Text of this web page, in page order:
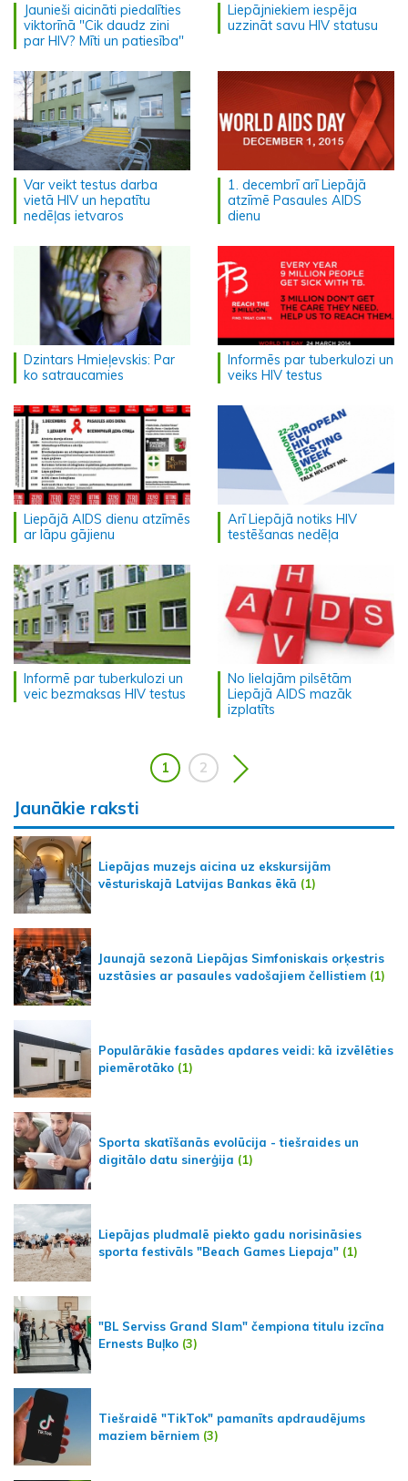
Jaunieši aicināti piedalīties
viktorīnā "Cik daudz zini
par HIV? Mīti un patiesība"
Liepājniekiem iespēja
uzzināt savu HIV statusu
Var veikt testus darba
vietā HIV un hepatītu
nedēļas ietvaros
1. decembrī arī Liepājā
atzīmē Pasaules AIDS
dienu
Dzintars Hmieļevskis: Par
ko satraucamies
Informēs par tuberkulozi un
veiks HIV testus
Liepājā AIDS dienu atzīmēs
ar lāpu gājienu
Arī Liepājā notiks HIV
testēšanas nedēļa
Informē par tuberkulozi un
veic bezmaksas HIV testus
No lielajām pilsētām
Liepājā AIDS mazāk
izplatīts
1 2
Jaunākie raksti
Liepājas muzejs aicina uz ekskursijām
vēsturiskajā Latvijas Bankas ēkā (1)
Jaunajā sezonā Liepājas Simfoniskais orķestris
uzstāsies ar pasaules vadošajiem čellistiem (1)
Populārākie fasādes apdares veidi: kā izvēlēties
piemērotāko (1)
Sporta skatīšanās evolūcija - tiešraides un
digitālo datu sinerģija (1)
Liepājas pludmalē piekto gadu norisināsies
sporta festivāls "Beach Games Liepaja" (1)
"BL Serviss Grand Slam" čempiona titulu izcīna
Ernests Buļko (3)
Tiešraidē "TikTok" pamanīts apdraudējums
maziem bērniem (3)